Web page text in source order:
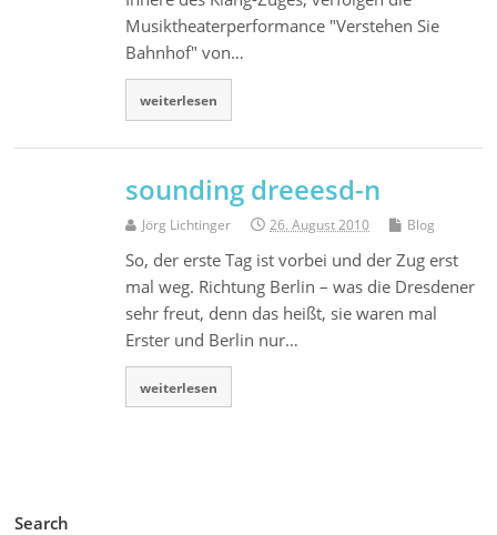
Musiktheaterperformance "Verstehen Sie
Bahnhof" von…
weiterlesen
sounding dreeesd-n
Jörg Lichtinger 26. August 2010 Blog
So, der erste Tag ist vorbei und der Zug erst
mal weg. Richtung Berlin – was die Dresdener
sehr freut, denn das heißt, sie waren mal
Erster und Berlin nur…
weiterlesen
Search